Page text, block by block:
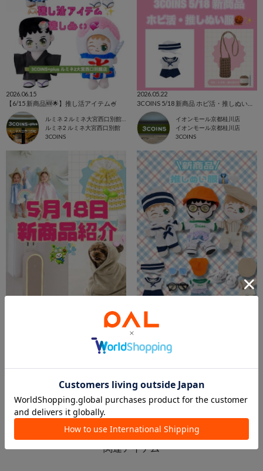
2026.06.15
【6/15 新商品🆕🌟】推し活アイテム🍧
ルミネ２ルミネ大宮西口別館店
ルミネ2 ルミネ大宮西口別館
3COINS
2026.05.22
イオンモール京都桂川店
イオンモール京都桂川店
3COINS
イオンモール札幌発寒店
2026.05.22
【新商品】推しぬい服🫶💓